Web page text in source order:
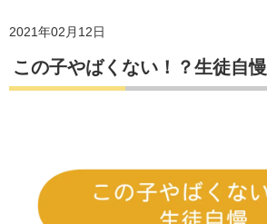
2021年02月12日
この子やばくない！？生徒自慢